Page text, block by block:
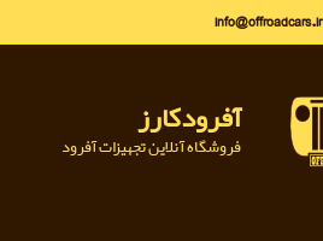
info@offroadcars.ir
آفرودکارز
فروشگاه آنلاین تجهیزات آفرود